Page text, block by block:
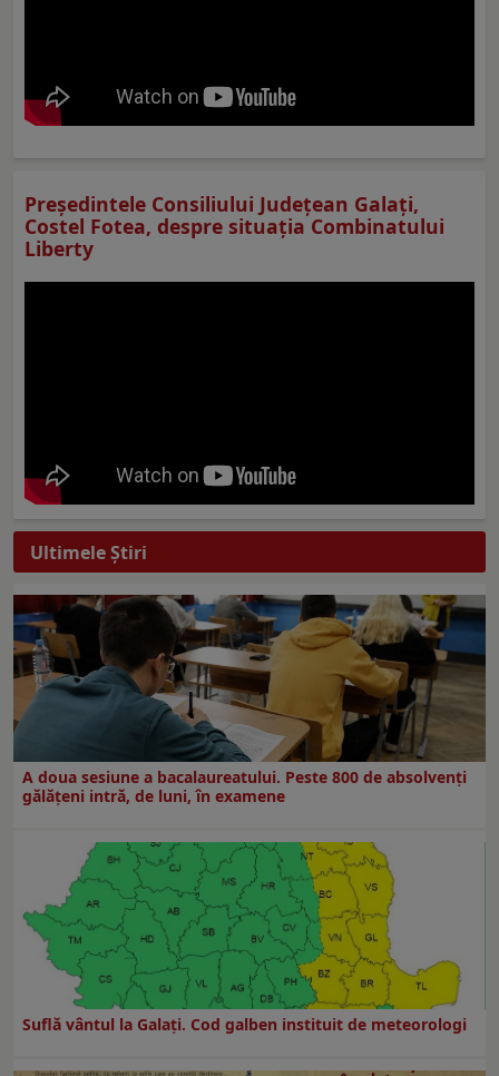
Preşedintele Consiliului Judeţean Galaţi,
Costel Fotea, despre situaţia Combinatului
Liberty
Ultimele Ştiri
A doua sesiune a bacalaureatului. Peste 800 de absolvenţi
gălăţeni intră, de luni, în examene
Suflă vântul la Galaţi. Cod galben instituit de meteorologi